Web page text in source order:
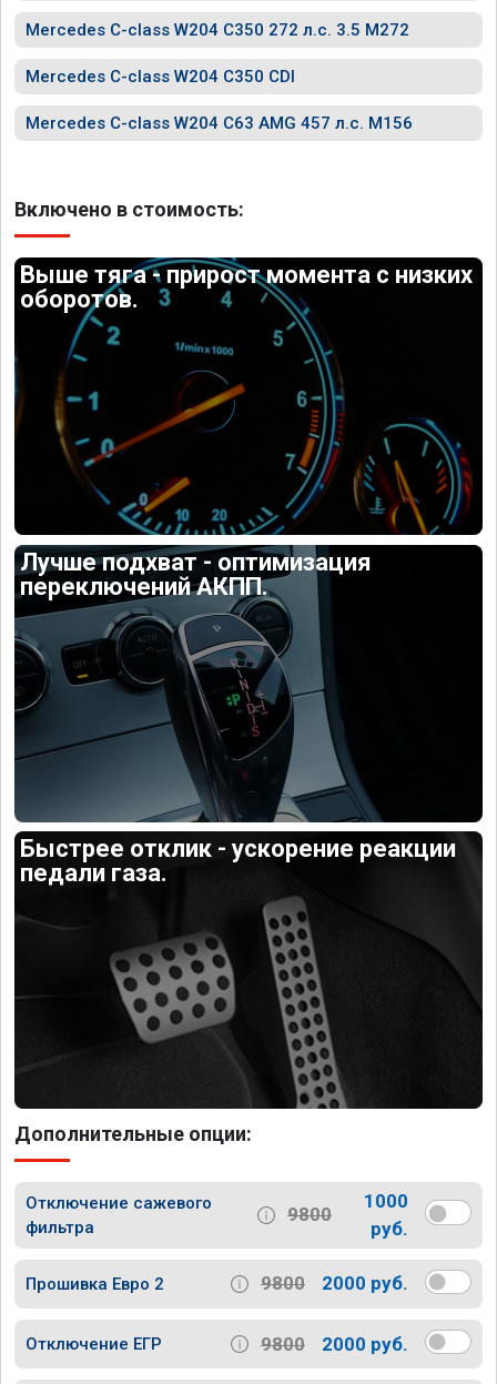
Mercedes C-class W204 C350 272 л.с. 3.5 M272
Mercedes C-class W204 C350 CDI
Mercedes C-class W204 C63 AMG 457 л.с. M156
Включено в стоимость:
Выше тяга - прирост момента с низких
оборотов.
Лучше подхват - оптимизация
переключений АКПП.
Быстрее отклик - ускорение реакции
педали газа.
Дополнительные опции:
Отключение сажевого
фильтра
9800
1000
руб.
Прошивка Евро 2 9800 2000 руб.
Отключение ЕГР 9800 2000 руб.